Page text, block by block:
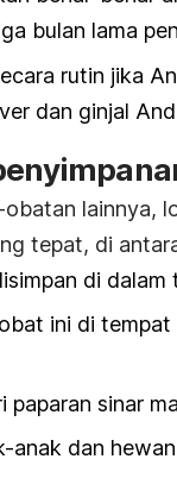
bulan lama
rutin jika
dan ginjal
lainnya,
tepat, di
di dalam
ini di
paparan sinar
anak dan